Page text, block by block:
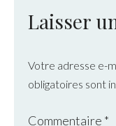
Laisser
Votre adresse e-
obligatoires sont
Commentaire *